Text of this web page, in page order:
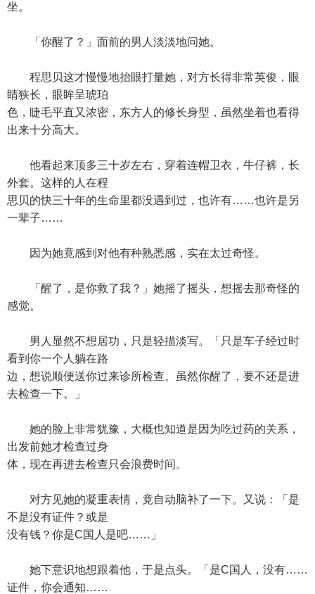
坐。
「你醒了？」面前的男人淡淡地问她。
程思贝这才慢慢地抬眼打量她，对方长得非常英俊，眼
睛狭长，眼眸呈琥珀
色，睫毛平直又浓密，东方人的修长身型，虽然坐着也看得
出来十分高大。
他看起来顶多三十岁左右，穿着连帽卫衣，牛仔裤，长
外套。这样的人在程
思贝的快三十年的生命里都没遇到过，也许有……也许是另
一辈子……
因为她竟感到对他有种熟悉感，实在太过奇怪。
「醒了，是你救了我？」她摇了摇头，想摇去那奇怪的
感觉。
男人显然不想居功，只是轻描淡写。「只是车子经过时
看到你一个人躺在路
边，想说顺便送你过来诊所检查。虽然你醒了，要不还是进
去检查一下。」
她的脸上非常犹豫，大概也知道是因为吃过药的关系，
出发前她才检查过身
体，现在再进去检查只会浪费时间。
对方见她的凝重表情，竟自动脑补了一下。又说：「是
不是没有证件？或是
没有钱？你是C国人是吧……」
她下意识地想跟着他，于是点头。「是C国人，没有……
证件，你会通知……